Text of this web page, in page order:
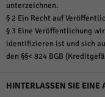
unterzeichnen.
§ 2 Ein Recht auf
§ 3 Eine Veröffentlichung
identifizieren ist und sich
den §§< 824 BGB
HINTERLASSEN SIE EINE